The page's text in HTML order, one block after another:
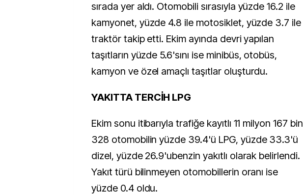
sırada yer aldı. Otomobili sırasıyla yüzde 16.2 ile
kamyonet, yüzde 4.8 ile motosiklet, yüzde 3.7 ile
traktör takip etti. Ekim ayında devri yapılan
taşıtların yüzde 5.6'sını ise minibüs, otobüs,
kamyon ve özel amaçlı taşıtlar oluşturdu.
YAKITTA TERCİH LPG
Ekim sonu itibarıyla trafiğe kayıtlı 11 milyon 167 bin
328 otomobilin yüzde 39.4'ü LPG, yüzde 33.3'ü
dizel, yüzde 26.9'ubenzin yakıtlı olarak belirlendi.
Yakıt türü bilinmeyen otomobillerin oranı ise
yüzde 0.4 oldu.